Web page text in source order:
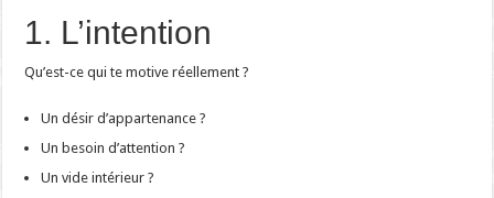
1. L’intention
Qu’est-ce qui te motive réellement ?
Un désir d’appartenance ?
Un besoin d’attention ?
Un vide intérieur ?